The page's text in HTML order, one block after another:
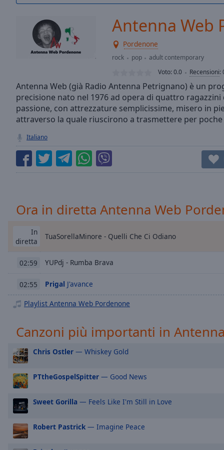
Seek to
live,
currently
behind
LIVE
Remaining
Time-
Chapters
Descriptions
descriptions
selected
Subtitles
subtitles
settings,
opens
subtitles
dialog
subtitles
off
selected
Audio
Antenna Web
Pordenone
rock pop
adult contemporary
Voto:0.0 Recensioni:
Antenna Web (già Radio Antenna Petrignano) è un
precisione nato nel 1976 ad opera di quattro ragazzini
passione, con attrezzature semplicissime, misero in
attraverso la quale riuscirono a trasmettere per
Italiano
Ora in diretta Antenna Web
In
diretta
TuaSorellaMinore - Quelli Che Ci Odiano
02:59 YUPdj - Rumba Brava
02:55 Prigal J'avance
Playlist Antenna Web Pordenone
Canzoni più importanti in
Chris Ostler — Whiskey Gold
PTtheGospelSpitter — Good News
Sweet Gorilla — Feels Like I'm Still in Love
Robert Pastrick — Imagine Peace